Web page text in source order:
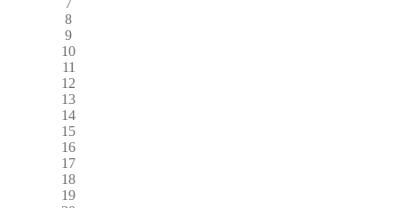
8
9
10
11
12
13
14
15
16
17
18
19